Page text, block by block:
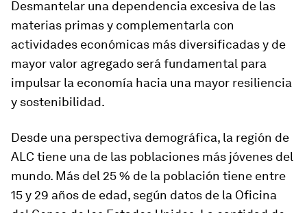
Desmantelar una dependencia excesiva de las
materias primas y complementarla con
actividades económicas más diversificadas y de
mayor valor agregado será fundamental para
impulsar la economía hacia una mayor resiliencia
y sostenibilidad.
Desde una perspectiva demográfica, la región de
ALC tiene una de las poblaciones más jóvenes del
mundo. Más del 25 % de la población tiene entre
15 y 29 años de edad, según datos de la Oficina